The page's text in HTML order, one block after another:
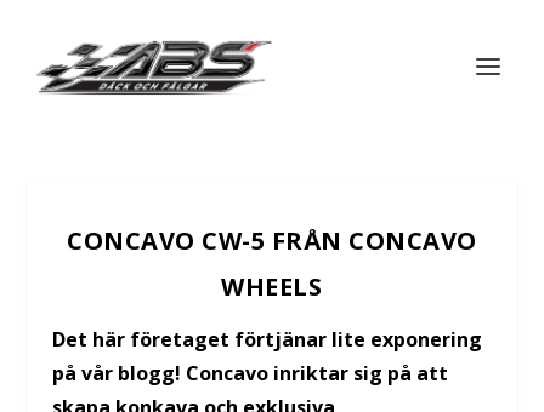
CONCAVO CW-5 FRÅN CONCAVO
WHEELS
Det här företaget förtjänar lite exponering
på vår blogg! Concavo inriktar sig på att